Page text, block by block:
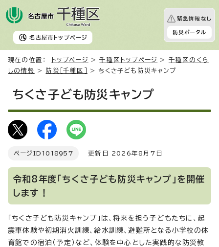
名古屋市 トップページ
緊急情報なし
防災ポータル
現在の位置： トップページ >千種区トップページ > 千種区のくら
しの情報
> 防災［千種区］ > ちくさ子ども防災キャンプ
ちくさ子ども防災キャンプ
ページID 1018957 更新日 2026年8月7日
令和8年度「ちくさ子ども防災キャンプ」を開催
します！
「ちくさ子ども防災キャンプ」は、将来を担う子どもたちに、起
震車体験や初期消火訓練、給水訓練、避難所となる小学校の体
育館での宿泊（予定）など、体験を中心とした実践的な防災教